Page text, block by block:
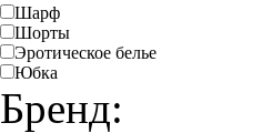
Шарф
Шорты
Эротическое белье
Юбка
Бренд: